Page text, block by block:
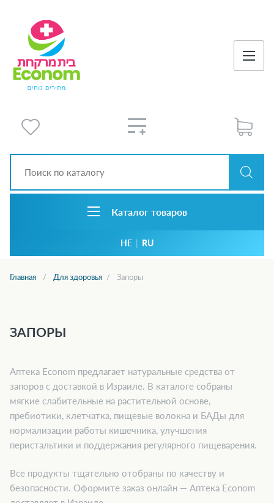
Каталог товаров
HE | RU
Главная Для здоровья Запоры
ЗАПОРЫ
Аптека Econom предлагает натуральные средства от
запоров с доставкой в Израиле. В каталоге собраны
мягкие слабительные на растительной основе,
пребиотики, клетчатка, пищевые волокна и БАДы для
нормализации работы кишечника, улучшения
перистальтики и поддержания регулярного пищеварения.
Все продукты тщательно отобраны по качеству и
безопасности. Оформите заказ онлайн — Аптека Econom